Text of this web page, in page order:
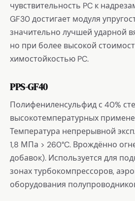
чувствительность PC к
GF30 достигает модуля
значительно лучшей ударной
но при более высокой
химостойкостью PC.
PPS-GF40
Полифениленсульфид с 40%
высокотемпературных
Температура непрерывной
1,8 МПа > 260°C. Врождённо
добавок). Используется для
зонах турбокомпрессоров,
оборудования